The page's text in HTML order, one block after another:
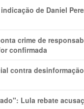
de Daniel
crime de
confirmada
contra
Lula rebate